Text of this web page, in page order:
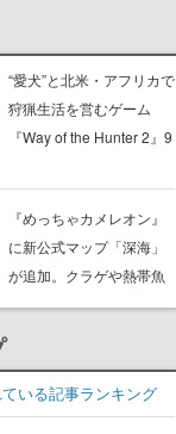
“愛犬”と北米・アフリカで
狩猟生活を営むゲーム
『Way of the Hunter 2』9
定。猟犬は動物を追跡し
てくれる忠実な相棒とし
て登場し、冒険を重ねる
と成長する。記念撮影も
可能
『めっちゃカメレオン』
に新公式マップ「深海」
が追加。クラゲや熱帯魚
が泳ぎ、海底にはサンゴ
いる記事ランキング